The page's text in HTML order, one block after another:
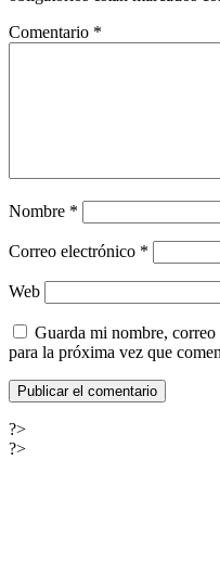
Comentario *
Nombre *
Correo electrónico *
Web
Guarda mi nombre,
para la próxima vez que
?>
?>